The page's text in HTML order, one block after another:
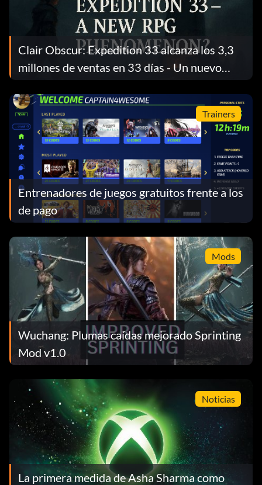
Clair Obscur: Expedition 33 alcanza los 3,3
millones de ventas en 33 días - Un nuevo
fenómeno RPG
Trainers
Entrenadores de juegos gratuitos frente a los
de pago
Mods
Wuchang: Plumas caídas mejorado Sprinting
Mod v1.0
Noticias
La primera medida de Asha Sharma como